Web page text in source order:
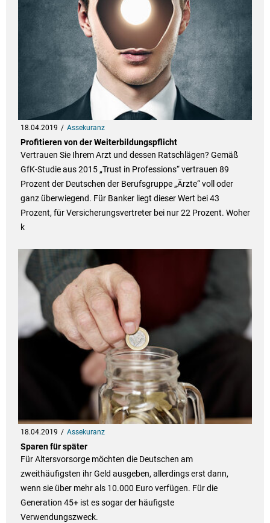
18.04.2019 Assekuranz
Profitieren von der Weiterbildungspflicht
Vertrauen Sie Ihrem Arzt und dessen Ratschlägen? Gemäß
GfK-Studie aus 2015 „Trust in Professions“ vertrauen 89
Prozent der Deutschen der Berufsgruppe „Ärzte“ voll oder
ganz überwiegend. Für Banker liegt dieser Wert bei 43
Prozent, für Versicherungsvertreter bei nur 22 Prozent. Woher
k
18.04.2019 Assekuranz
Sparen für später
Für Altersvorsorge möchten die Deutschen am
zweithäufigsten ihr Geld ausgeben, allerdings erst dann,
wenn sie über mehr als 10.000 Euro verfügen. Für die
Generation 45+ ist es sogar der häufigste
Verwendungszweck.